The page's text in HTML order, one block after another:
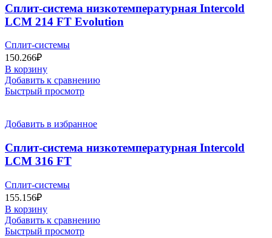
Сплит-система низкотемпературная Intercold
LCM 214 FT Evolution
Сплит-системы
150.266₽
В корзину
Добавить к сравнению
Быстрый просмотр
Добавить в избранное
Сплит-система низкотемпературная Intercold
LCM 316 FT
Сплит-системы
155.156₽
В корзину
Добавить к сравнению
Быстрый просмотр